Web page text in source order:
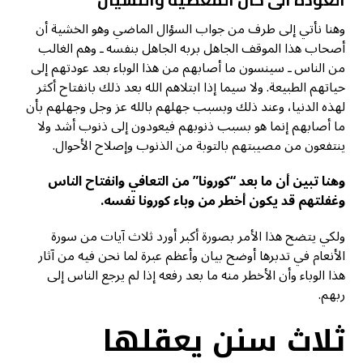
وهنا نأتي إلى طرف من جواب السؤال الماضي وهو الخشية أن
أصحاب هذا الموقف الجاهل بربه الجاهل بنفسه ـ وهم الغالب
من الناس ـ سينسون ما أصابهم من هذا الوباء بعد عودتهم إلى
حياتهم الطبيعة. ولا سيما إذا ابتلاهم الله بعد ذلك بانفتاح أكثر
لهذه الدنيا، وعند ذلك وبسبب جهلهم بالله عز وجل وجهلهم بأن
ما أصابهم إنما هو بسبب ذنوبهم فيعودون إلى ذنوب أشد ولا
ينتفعون من مصيبتهم بالتوبة من الذنوب وإصلاح الأحوال.
وهنا تبين أن ما بعد “كورونا” من التعافي وانفتاح الناس
وغفلتهم قد يكون أخطر من وباء كورونا نفسه.
ولكي يتضح هذا الأمر بصورة أكبر أورد ثلاث آيات من سورة
الأنعام في تدبرها أوضح بيان وأعظم عبرة لما نحن فيه من آثار
هذا الوباء وأن الأخطر منه ما بعد رفعه إذا لم يرجع الناس إلى
ربهم.
ثلاث سنن يعقلها